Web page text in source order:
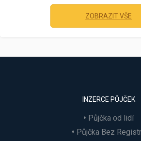
ZOBRAZIT VŠE
INZERCE PŮJČEK
Půjčka od lidí
Půjčka Bez